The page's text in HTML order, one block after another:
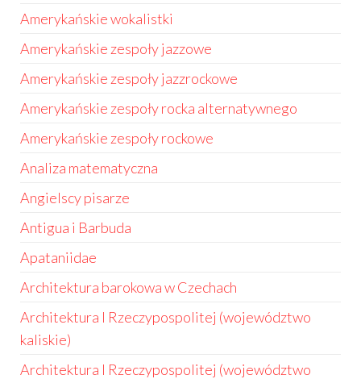
Amerykańskie wokalistki
Amerykańskie zespoły jazzowe
Amerykańskie zespoły jazzrockowe
Amerykańskie zespoły rocka alternatywnego
Amerykańskie zespoły rockowe
Analiza matematyczna
Angielscy pisarze
Antigua i Barbuda
Apataniidae
Architektura barokowa w Czechach
Architektura I Rzeczypospolitej (województwo
kaliskie)
Architektura I Rzeczypospolitej (województwo